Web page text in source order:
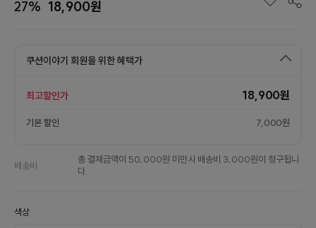
27% 18,900원
쿠션이야기 회원을 위한 혜택가
최고할인가 18,900원
기본 할인 7,000원
배송비
총 결제금액이 50,000원 미만시 배송비 3,000원이 청구됩니
다.
색상